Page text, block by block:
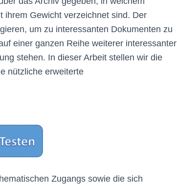
ihrem Gewicht verzeichnet sind. Der
um zu interessanten Dokumenten zu
einer ganzen Reihe weiterer interessanter
stehen. In dieser Arbeit stellen wir die
nützliche erweiterte
Zugangs sowie die sich